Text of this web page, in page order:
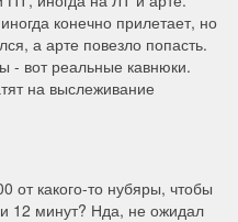
конечно прилетает, но
а арте повезло попасть.
- вот реальные кавнюки.
на выслеживание
от какого-то нубяры, чтобы
12 минут? Нда, не ожидал